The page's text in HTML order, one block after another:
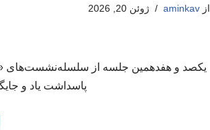
ازaminkav ژوئن 20, 2026
یکصد و هفدهمین جلسه از سلسله‌نشست‌های
پاسداشت یاد و